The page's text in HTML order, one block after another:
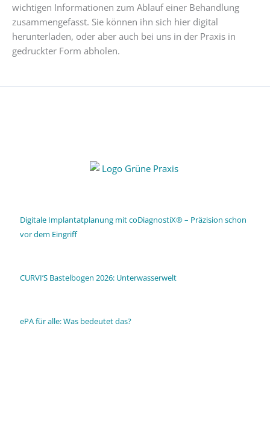
wichtigen Informationen zum Ablauf einer Behandlung
zusammengefasst. Sie können ihn sich hier digital
herunterladen, oder aber auch bei uns in der Praxis in
gedruckter Form abholen.
Digitale Implantatplanung mit coDiagnostiX® – Präzision schon
vor dem Eingriff
CURVI’S Bastelbogen 2026: Unterwasserwelt
ePA für alle: Was bedeutet das?